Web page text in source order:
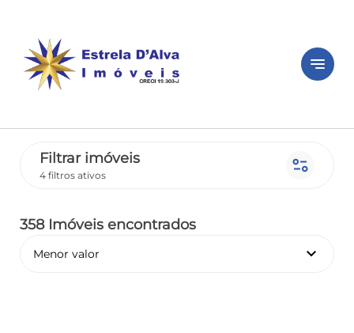
notes
Filtrar imóveis
4 filtros ativos page_info
358 Imóveis encontrados
Menor valor keyboard_arrow_down